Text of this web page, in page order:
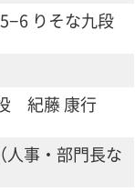
りそな九段
紀藤 康行
人事・部門長な